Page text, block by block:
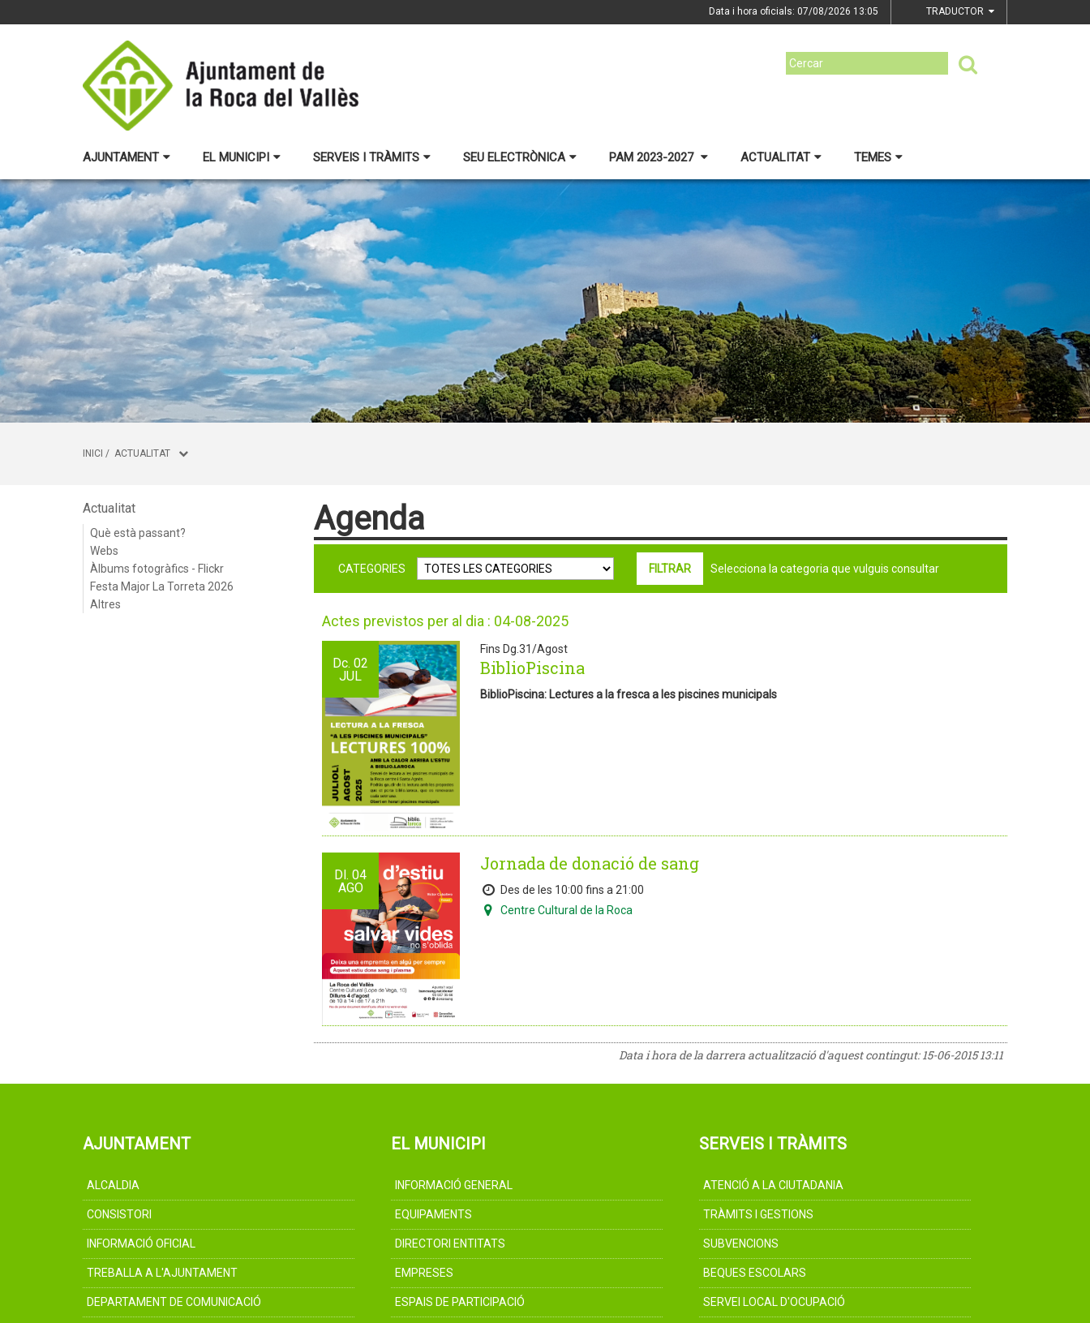
Data i hora oficials: 07/08/2026 13:05 TRADUCTOR
AJUNTAMENT EL MUNICIPI SERVEIS I TRÀMITS SEU ELECTRÒNICA PAM 2023-2027 ACTUALITAT TEMES
INICI / ACTUALITAT
Actualitat
Què està passant?
Webs
Àlbums fotogràfics - Flickr
Festa Major La Torreta 2026
Altres
Agenda
CATEGORIES Selecciona la categoria que vulguis consultar
Actes previstos per al dia : 04-08-2025
Dc. 02
JUL
Fins Dg.31/Agost
BiblioPiscina
BiblioPiscina: Lectures a la fresca a les piscines municipals
Dl. 04
AGO
Jornada de donació de sang
Des de les 10:00 fins a 21:00
Centre Cultural de la Roca
Data i hora de la darrera actualització d'aquest contingut:15-06-2015 13:11
AJUNTAMENT
ALCALDIA
CONSISTORI
INFORMACIÓ OFICIAL
TREBALLA A L'AJUNTAMENT
DEPARTAMENT DE COMUNICACIÓ
EL MUNICIPI
INFORMACIÓ GENERAL
EQUIPAMENTS
DIRECTORI ENTITATS
EMPRESES
ESPAIS DE PARTICIPACIÓ
SERVEIS I TRÀMITS
ATENCIÓ A LA CIUTADANIA
TRÀMITS I GESTIONS
SUBVENCIONS
BEQUES ESCOLARS
SERVEI LOCAL D'OCUPACIÓ